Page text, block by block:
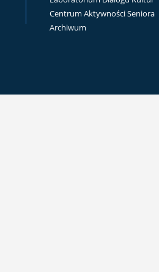
Centrum Aktywności Seniora
Archiwum